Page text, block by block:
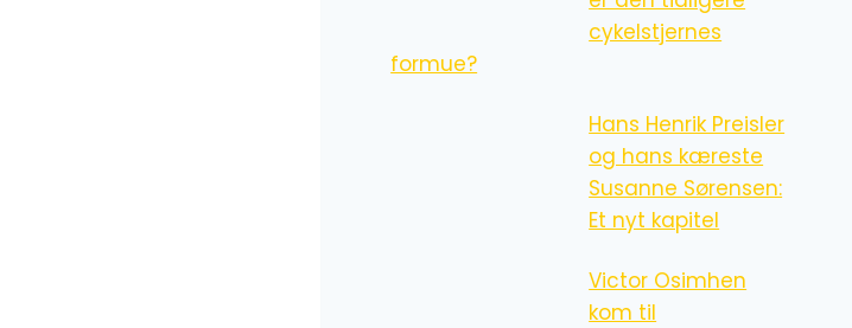
cykelstjernes
formue?
Hans Henrik Preisler
og hans kæreste
Susanne Sørensen:
Et nyt kapitel
Victor Osimhen
kom til